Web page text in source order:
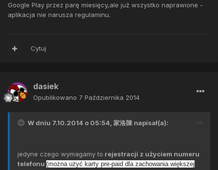
Google Play przez parę miesięcy,ale już wszystko naprawione -
aplikacja nie narusza regulaminu.
Cytuj
dasiek
Opublikowano 7 Października 2014
W dniu 7.10.2014 o 05:54, 家洛陳 napisał(a):
jedyne czego wymagamy to rejestracji z użyciem numeru
telefonu (można użyć karty pre-paid dla zachowania większej